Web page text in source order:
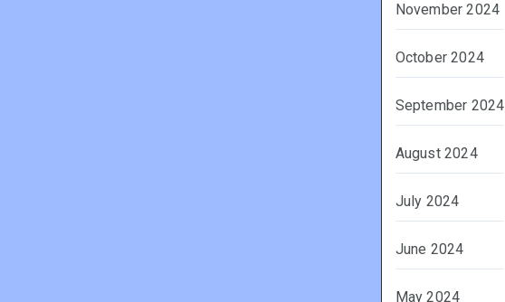
November 2024
October 2024
September 2024
August 2024
July 2024
June 2024
May 2024